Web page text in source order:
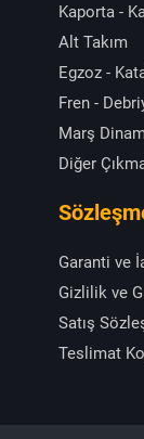
Kaporta -
Alt Takım
Egzoz -
Fren -
Marş
Diğer
Garanti ve
Gizlilik ve
Satış
Teslimat